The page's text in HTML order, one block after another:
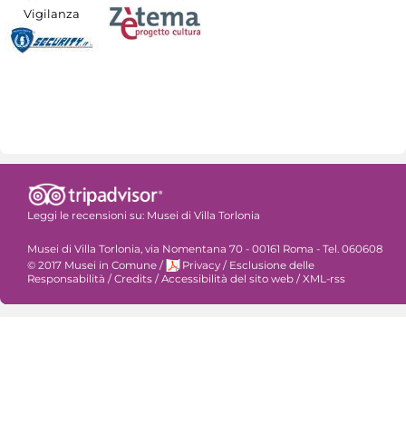
Vigilanza
Leggi le recensioni su: Musei di Villa Torlonia
Musei di Villa Torlonia, via Nomentana 70 - 00161 Roma - Tel. 060608
© 2017 Musei in Comune / Privacy / Esclusione delle
Responsabilità / Credits / Accessibilità del sito web / XML-rss